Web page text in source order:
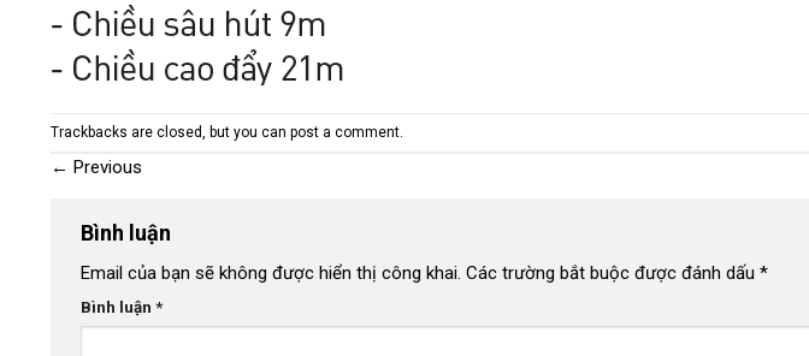
Trackbacks are closed, but you can post a comment
← Previous
Bình luận
Email của bạn sẽ không được hiển thị công khai. Các trường bắt buộc được đánh dấu *
Bình luận *